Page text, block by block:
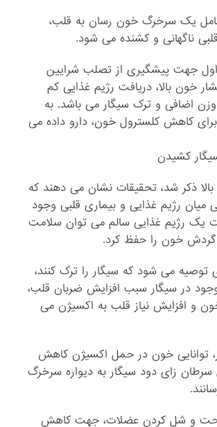
یک سرخرگ خون رسان به قلب،
ناگهانی و کشنده می شود.
جهت پیشگیری از تصلب شرایین
خون بالا، دریافت رژیم غذایی کم
اضافی و ترک سیگار می باشد. به
برای کاهش کلسترول خون، دارو داده می
کشیدن
ذکر شد، تحقیقات نشان می دهند که
میان رژیم غذایی و بیماری قلبی وجود
یک رژیم غذایی سالم می توان سلامت
خون را حفظ کرد.
توصیه می شود که سیگار را ترک کنند،
در سیگار سبب افزایش ضربان قلب،
و افزایش نیاز قلب به اکسیژن می
توانایی خون در حمل اکسیژن کاهش
سرطان زای دود سیگار به دیواره سرخرگ
و شل کردن عضلات، جهت کاهش